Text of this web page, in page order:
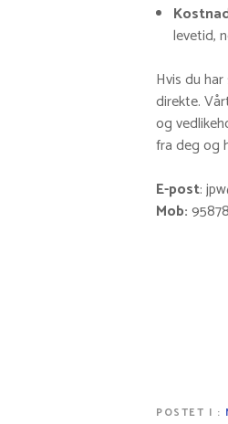
levetid,
Hvis du
direkte.
og
fra deg og
E-post:
Mob:
POSTET I